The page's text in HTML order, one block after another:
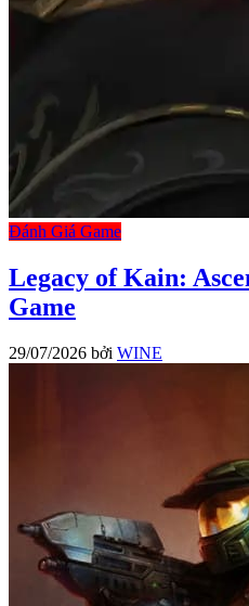
Đánh Giá Game
Legacy of Kain:
Game
29/07/2026 bởi WINE